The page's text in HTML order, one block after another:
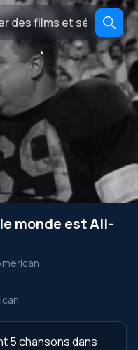
monde est All-
5 chansons dans